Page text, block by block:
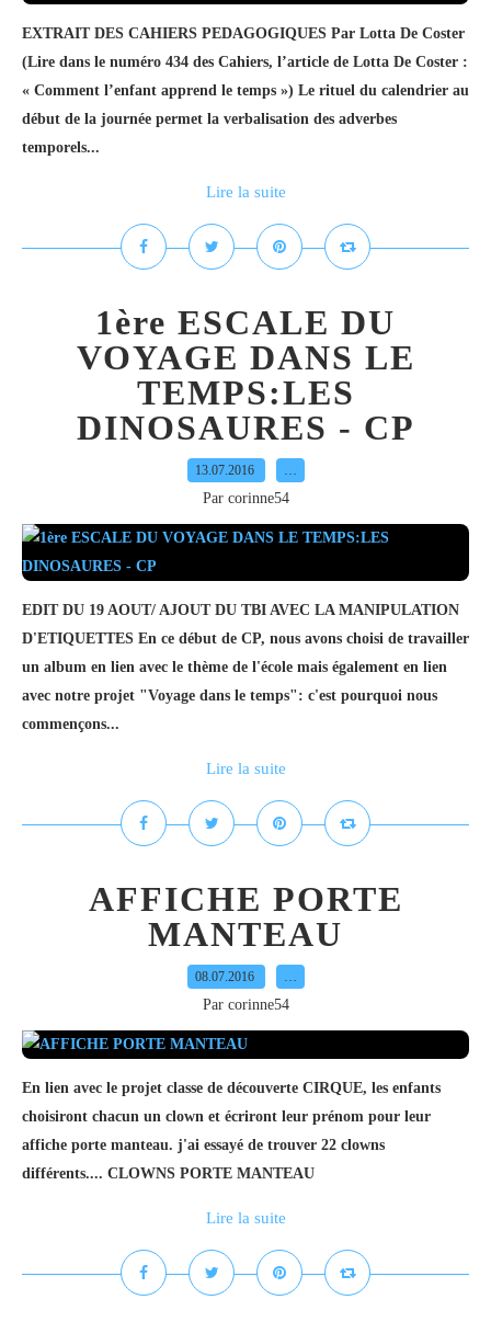
EXTRAIT DES CAHIERS PEDAGOGIQUES Par Lotta De Coster
(Lire dans le numéro 434 des Cahiers, l’article de Lotta De Coster :
« Comment l’enfant apprend le temps ») Le rituel du calendrier au
début de la journée permet la verbalisation des adverbes
temporels...
Lire la suite
1ère ESCALE DU
VOYAGE DANS LE
TEMPS:LES
DINOSAURES - CP
13.07.2016 …
Par corinne54
EDIT DU 19 AOUT/ AJOUT DU TBI AVEC LA MANIPULATION
D'ETIQUETTES En ce début de CP, nous avons choisi de travailler
un album en lien avec le thème de l'école mais également en lien
avec notre projet "Voyage dans le temps": c'est pourquoi nous
commençons...
Lire la suite
AFFICHE PORTE
MANTEAU
08.07.2016 …
Par corinne54
En lien avec le projet classe de découverte CIRQUE, les enfants
choisiront chacun un clown et écriront leur prénom pour leur
affiche porte manteau. j'ai essayé de trouver 22 clowns
différents.... CLOWNS PORTE MANTEAU
Lire la suite